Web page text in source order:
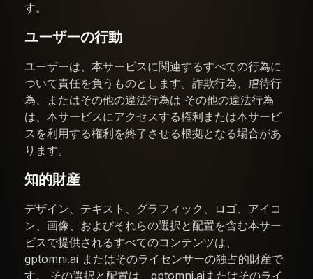
す。
ユーザーの行動
ユーザーは、本サービスに関連するすべての行為に
ついて責任を負うものとします。詐欺行為、虐待行
為、またはその他の違法行為は その他の違法行為
は、本サービスにアクセスする権利または本サービ
スを利用する権利を終了させる根拠となる場合があ
ります。
知的財産
デザイン、テキスト、グラフィック、ロゴ、アイコ
ン、画像、およびそれらの選択と配置を含む本サー
ビスで提供されるすべてのコンテンツは、
gptomni.ai またはそのライセンサーの独占的財産で
す。 その選択と配置は、gptomni.aiまたはそのライ